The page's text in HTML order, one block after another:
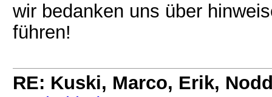
wir bedanken uns über
führen!
RE: Kuski, Marco, Erik,